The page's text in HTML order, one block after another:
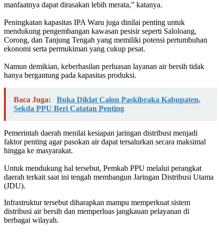
manfaatnya dapat dirasakan lebih merata,” katanya.
‎Peningkatan kapasitas IPA Waru juga dinilai penting untuk
mendukung pengembangan kawasan pesisir seperti Saloloang,
Corong, dan Tanjung Tengah yang memiliki potensi pertumbuhan
ekonomi serta permukiman yang cukup pesat.
‎Namun demikian, keberhasilan perluasan layanan air bersih tidak
hanya bergantung pada kapasitas produksi.
Baca Juga:
Buka Diklat Calon Paskibraka Kabupaten,
Sekda PPU Beri Catatan Penting
Pemerintah daerah menilai kesiapan jaringan distribusi menjadi
faktor penting agar pasokan air dapat tersalurkan secara maksimal
hingga ke masyarakat.
‎Untuk mendukung hal tersebut, Pemkab PPU melalui perangkat
daerah terkait saat ini tengah membangun Jaringan Distribusi Utama
(JDU).
Infrastruktur tersebut diharapkan mampu memperkuat sistem
distribusi air bersih dan memperluas jangkauan pelayanan di
berbagai wilayah.